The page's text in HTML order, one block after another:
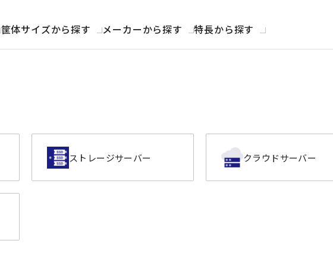
筐体サイズから探す メーカーから探す 特長から探す
ストレージサーバー クラウドサーバー